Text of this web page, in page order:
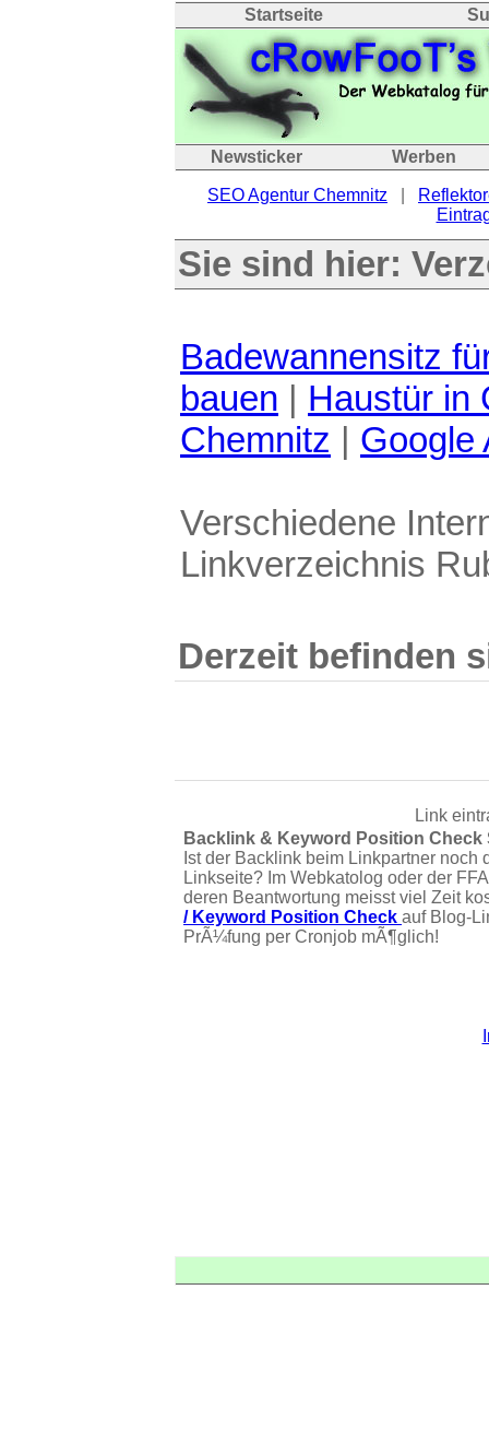
Startseite
Newsticker Werben
SEO Agentur Chemnitz
Sie sind hier:
Badewannensitz
bauen | Haustür in
Chemnitz | Google
Verschiedene
Linkverzeichnis
Derzeit befinden
Link
Backlink & Keyword Position
Ist der Backlink beim Linkpartner noch
Linkseite? Im Webkatolog oder der
deren Beantwortung meisst viel Zeit
/ Keyword Position Check auf Blog-
PrÃ¼fung per Cronjob mÃ¶glich!